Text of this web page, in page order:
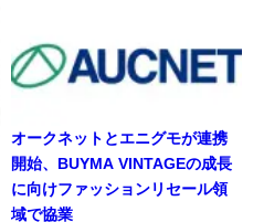
オークネットとエニグモが連携
開始、BUYMA VINTAGEの成長
に向けファッションリセール領
域で協業